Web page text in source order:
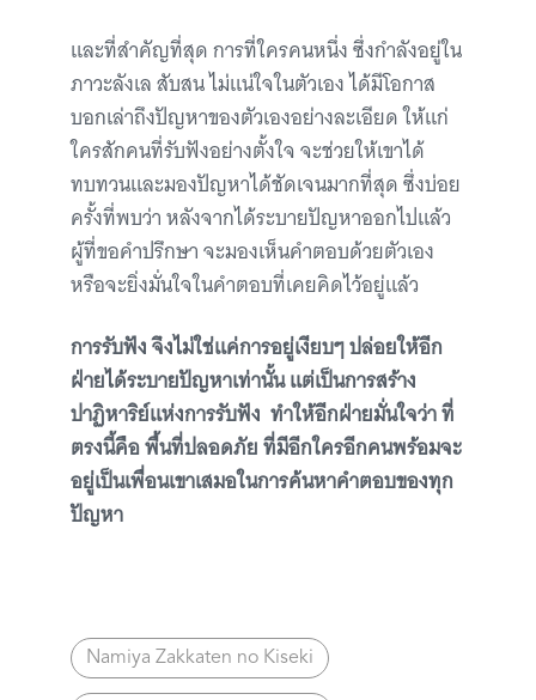
และที่สำคัญที่สุด การที่ใครคนหนึ่ง ซึ่งกำลังอยู่ใน
ภาวะลังเล สับสน ไม่แน่ใจในตัวเอง ได้มีโอกาส
บอกเล่าถึงปัญหาของตัวเองอย่างละเอียด ให้แก่
ใครสักคนที่รับฟังอย่างตั้งใจ จะช่วยให้เขาได้
ทบทวนและมองปัญหาได้ชัดเจนมากที่สุด ซึ่งบ่อย
ครั้งที่พบว่า หลังจากได้ระบายปัญหาออกไปแล้ว
ผู้ที่ขอคำปรึกษา จะมองเห็นคำตอบด้วยตัวเอง
หรือจะยิ่งมั่นใจในคำตอบที่เคยคิดไว้อยู่แล้ว
การรับฟัง จึงไม่ใช่แค่การอยู่เงียบๆ ปล่อยให้อีก
ฝ่ายได้ระบายปัญหาเท่านั้น แต่เป็นการสร้าง
ปาฏิหาริย์แห่งการรับฟัง ทำให้อีกฝ่ายมั่นใจว่า ที่
ตรงนี้คือ พื้นที่ปลอดภัย ที่มีอีกใครอีกคนพร้อมจะ
อยู่เป็นเพื่อนเขาเสมอในการค้นหาคำตอบของทุก
ปัญหา
Namiya Zakkaten no Kiseki